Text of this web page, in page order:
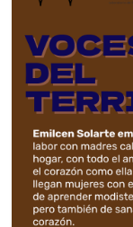
digital
del
Politécnico
Grancolombiano